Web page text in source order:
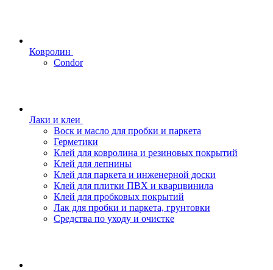
Ковролин
Condor
Лаки и клеи
Воск и масло для пробки и паркета
Герметики
Клей для ковролина и резиновых покрытий
Клей для лепнины
Клей для паркета и инженерной доски
Клей для плитки ПВХ и кварцвинила
Клей для пробковых покрытий
Лак для пробки и паркета, грунтовки
Средства по уходу и очистке